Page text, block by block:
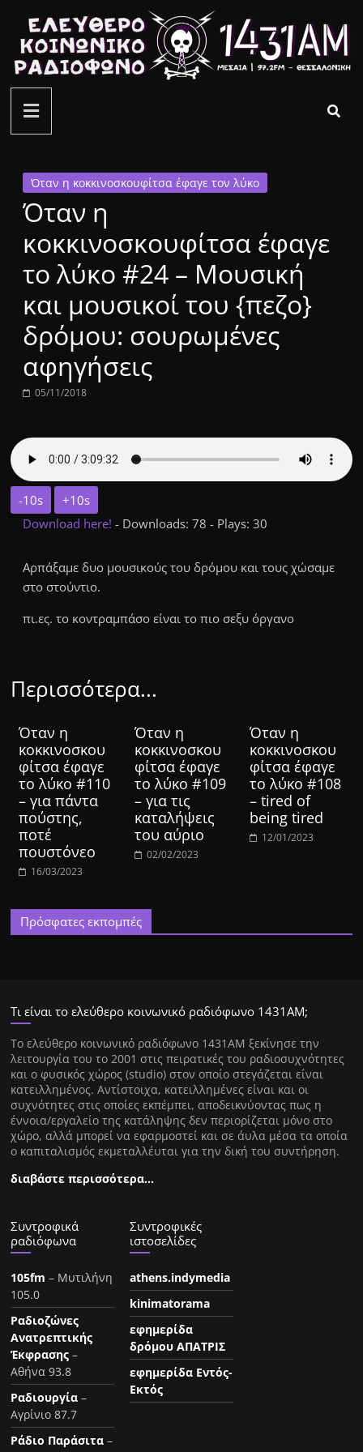
περιεχόμενο
ελεύθερο
κοινωνικό
ραδιόφωνο
1431AM
Όταν η κοκκινοσκουφίτσα έφαγε τον λύκο
Όταν η
κοκκινοσκουφίτσα έφαγε
το λύκο #24 – Μουσική
και μουσικοί του {πεζο}
δρόμου: σουρωμένες
αφηγήσεις
05/11/2018
-10s
+10s
Download here!- Downloads: 78 - Plays: 30
Αρπάξαμε δυο μουσικούς του δρόμου και τους χώσαμε
στο στούντιο.
πι.ες. το κοντραμπάσο είναι το πιο σεξυ όργανο
Περισσότερα...
Όταν η
κοκκινοσκου
φίτσα έφαγε
το λύκο #110
– για πάντα
πούστης,
ποτέ
πουστόνεο
16/03/2023
Όταν η
κοκκινοσκου
φίτσα έφαγε
το λύκο #109
– για τις
καταλήψεις
του αύριο
02/02/2023
Όταν η
κοκκινοσκου
φίτσα έφαγε
το λύκο #108
– tired of
being tired
12/01/2023
Πρόσφατες εκπομπές
Τι είναι το ελεύθερο κοινωνικό ραδιόφωνο 1431ΑΜ;
Tο ελεύθερο κοινωνικό ραδιόφωνο 1431AM ξεκίνησε την
λειτουργία του το 2001 στις πειρατικές του ραδιοσυχνότητες
και ο φυσικός χώρος (studio) στον οποίο στεγάζεται είναι
κατειλλημένος. Αντίστοιχα, κατειλλημένες είναι και οι
συχνότητες στις οποίες εκπέμπει, αποδεικνύοντας πως η
έννοια/εργαλείο της κατάληψης δεν περιορίζεται μόνο στο
χώρο, αλλά μπορεί να εφαρμοστεί και σε άυλα μέσα τα οποία
ο καπιταλισμός εκμεταλλέυται για την δική του συντήρηση.
διαβάστε περισσότερα…
Συντροφικά
ραδιόφωνα
105fm – Μυτιλήνη
105.0
Ραδιοζώνες
Ανατρεπτικής
Έκφρασης –
Αθήνα 93.8
Ραδιουργία –
Αγρίνιο 87.7
Ράδιο Παράσιτα –
Συντροφικές
ιστοσελίδες
athens.indymedia
kinimatorama
εφημερίδα
δρόμου ΑΠΑΤΡΙΣ
εφημερίδα Εντός-
Εκτός